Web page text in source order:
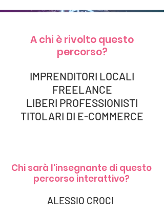
A chi è rivolto questo
percorso?
IMPRENDITORI LOCALI
FREELANCE
LIBERI PROFESSIONISTI
TITOLARI DI E-COMMERCE
Chi sarà l'insegnante di questo
percorso interattivo?
ALESSIO CROCI